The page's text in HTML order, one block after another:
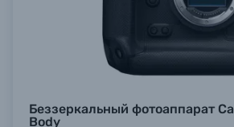
Беззеркальный фотоаппарат
Body